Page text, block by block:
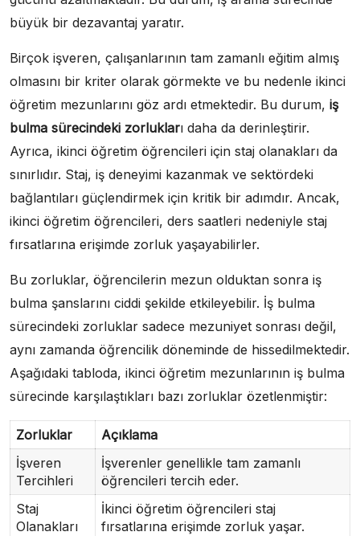
büyük bir dezavantaj yaratır.
Birçok işveren, çalışanlarının tam zamanlı eğitim almış
olmasını bir kriter olarak görmekte ve bu nedenle ikinci
öğretim mezunlarını göz ardı etmektedir. Bu durum, iş
bulma sürecindeki zorlukları daha da derinleştirir.
Ayrıca, ikinci öğretim öğrencileri için staj olanakları da
sınırlıdır. Staj, iş deneyimi kazanmak ve sektördeki
bağlantıları güçlendirmek için kritik bir adımdır. Ancak,
ikinci öğretim öğrencileri, ders saatleri nedeniyle staj
fırsatlarına erişimde zorluk yaşayabilirler.
Bu zorluklar, öğrencilerin mezun olduktan sonra iş
bulma şanslarını ciddi şekilde etkileyebilir. İş bulma
sürecindeki zorluklar sadece mezuniyet sonrası değil,
aynı zamanda öğrencilik döneminde de hissedilmektedir.
Aşağıdaki tabloda, ikinci öğretim mezunlarının iş bulma
sürecinde karşılaştıkları bazı zorluklar özetlenmiştir:
Zorluklar
Açıklama
İşveren
Tercihleri
İşverenler genellikle tam zamanlı
öğrencileri tercih eder.
Staj
Olanakları
İkinci öğretim öğrencileri staj
fırsatlarına erişimde zorluk yaşar.